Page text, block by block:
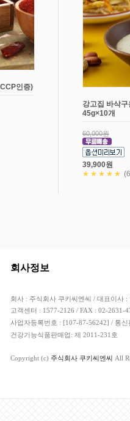
인증)
강고집 바삭
45g×10개
60,000원
39,900원
★★★★★
회사정보
회사 : 주식회사 쿠키씨엔씨 / 대표이사
고객센터 : 1577-2126 / FAX : 02-2631-
사업자등록번호 : [107-87-56242] / 통
건강기능식품판매업: 제 2011-231호
Copyright (c) 주식회사 쿠키씨엔씨 All